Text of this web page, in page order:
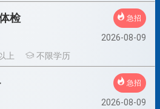
检 急招
2026-08-09
上 不限学历
急招
2026-08-09